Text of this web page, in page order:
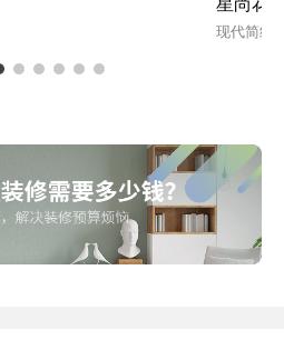
星尚花
现代简约